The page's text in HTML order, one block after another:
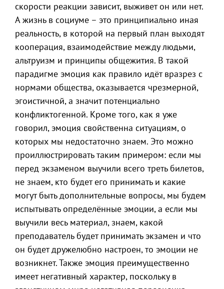
скорости реакции зависит, выживет он или нет.
А жизнь в социуме – это принципиально иная
реальность, в которой на первый план выходят
кооперация, взаимодействие между людьми,
альтруизм и принципы общежития. В такой
парадигме эмоция как правило идёт вразрез с
нормами общества, оказывается чрезмерной,
эгоистичной, а значит потенциально
конфликтогенной. Кроме того, как я уже
говорил, эмоция свойственна ситуациям, о
которых мы недостаточно знаем. Это можно
проиллюстрировать таким примером: если мы
перед экзаменом выучили всего треть билетов,
не знаем, кто будет его принимать и какие
могут быть дополнительные вопросы, мы будем
испытывать определённые эмоции, а если мы
выучили весь материал, знаем, какой
преподаватель будет принимать экзамен и что
он будет дружелюбно настроен, то эмоции не
возникнет. Также эмоция преимущественно
имеет негативный характер, поскольку в